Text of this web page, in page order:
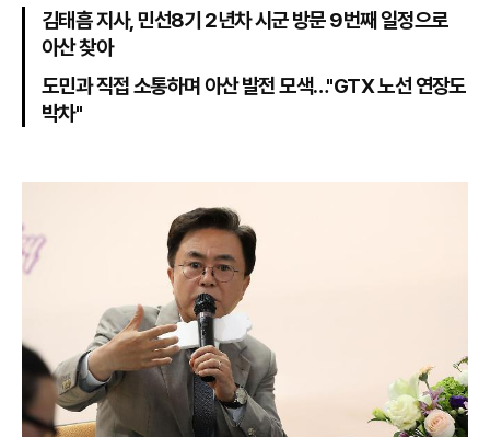
김태흠 지사, 민선8기 2년차 시군 방문 9번째 일정으로
아산 찾아
도민과 직접 소통하며 아산 발전 모색…"GTX 노선 연장도
박차"